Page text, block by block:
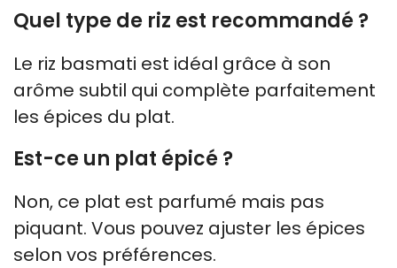
Quel type de riz est recommandé ?
Le riz basmati est idéal grâce à son
arôme subtil qui complète parfaitement
les épices du plat.
Est-ce un plat épicé ?
Non, ce plat est parfumé mais pas
piquant. Vous pouvez ajuster les épices
selon vos préférences.